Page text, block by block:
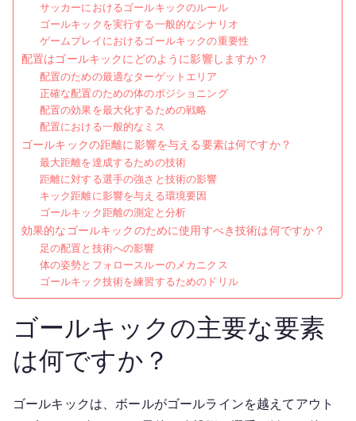
サッカーにおけるゴールキックのルール
ゴールキックを実行する一般的なシナリオ
ゲームプレイにおけるゴールキックの重要性
配置はゴールキックにどのように影響しますか？
配置のための最適なターゲットエリア
正確な配置のための体のポジショニング
配置の効果を最大化するための戦略
配置における一般的なミス
ゴールキックの距離に影響を与える要素は何ですか？
最大距離を達成するための技術
距離に対する選手の強さと技術の影響
キック距離に影響を与える環境要因
ゴールキック距離の測定と分析
効果的なゴールキックのために使用すべき技術は何ですか？
足の配置と技術への影響
体の姿勢とフォロースルーのメカニクス
ゴールキック技術を練習するためのドリル
ゴールキックの主要な要素
は何ですか？
ゴールキックは、ボールがゴールラインを越えてアウト